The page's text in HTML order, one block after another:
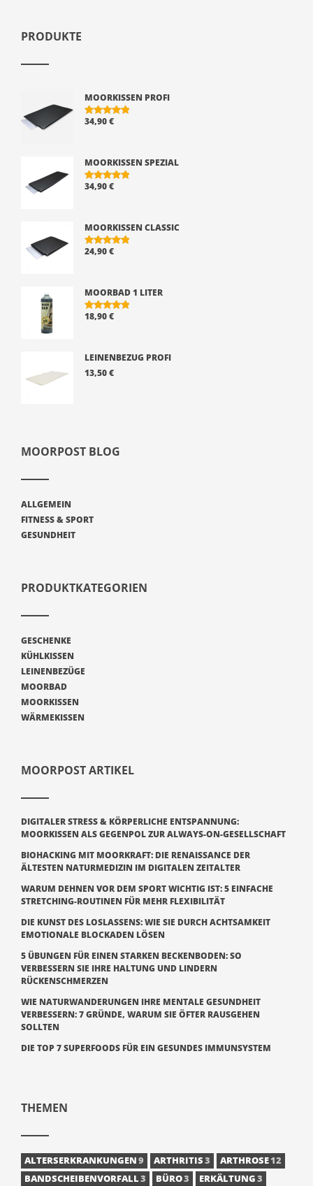
PRODUKTE
MOORKISSEN PROFI
BEWERTE
34,90€
MOORKISSEN SPEZIAL
BEWERTE
34,90€
MOORKISSEN CLASSIC
BEWERTE
24,90€
MOORBAD 1 LITER
BEWERTE
18,90€
LEINENBEZUG PROFI
13,50€
MOORPOST BLOG
ALLGEMEIN
FITNESS & SPORT
GESUNDHEIT
PRODUKTKATEGORIEN
GESCHENKE
KÜHLKISSEN
LEINENBEZÜGE
MOORBAD
MOORKISSEN
WÄRMEKISSEN
MOORPOST ARTIKEL
DIGITALER STRESS & KÖRPERLICHE ENTSPANNUNG:
MOORKISSEN ALS GEGENPOL ZUR ALWAYS-ON-GESELLSCHAFT
BIOHACKING MIT MOORKRAFT: DIE RENAISSANCE DER
ÄLTESTEN NATURMEDIZIN IM DIGITALEN ZEITALTER
WARUM DEHNEN VOR DEM SPORT WICHTIG IST: 5 EINFACHE
STRETCHING-ROUTINEN FÜR MEHR FLEXIBILITÄT
DIE KUNST DES LOSLASSENS: WIE SIE DURCH ACHTSAMKEIT
EMOTIONALE BLOCKADEN LÖSEN
5 ÜBUNGEN FÜR EINEN STARKEN BECKENBODEN: SO
VERBESSERN SIE IHRE HALTUNG UND LINDERN
RÜCKENSCHMERZEN
WIE NATURWANDERUNGEN IHRE MENTALE GESUNDHEIT
VERBESSERN: 7 GRÜNDE, WARUM SIE ÖFTER RAUSGEHEN
SOLLTEN
DIE TOP 7 SUPERFOODS FÜR EIN GESUNDES IMMUNSYSTEM
THEMEN
ALTERSERKRANKUNGEN9 ARTHRITIS3 ARTHROSE12
BANDSCHEIBENVORFALL3 BÜRO3 ERKÄLTUNG3